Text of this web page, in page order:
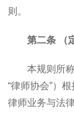
则。
第二条 （
本规则所
“律师协会”）
律师业务与法